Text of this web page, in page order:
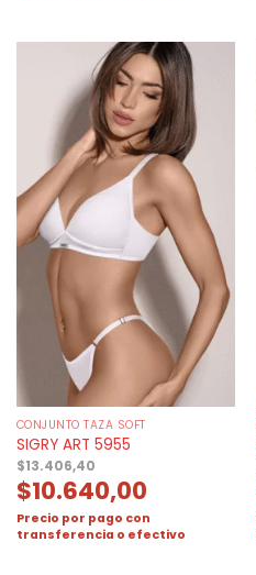
CONJUNTO TAZA SOFT
SIGRY ART 5955
$13.406,40
$10.640,00
Precio por pago con
transferencia o efectivo